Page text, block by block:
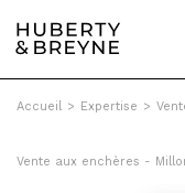
Accueil > Expertise >
Vente aux enchères -